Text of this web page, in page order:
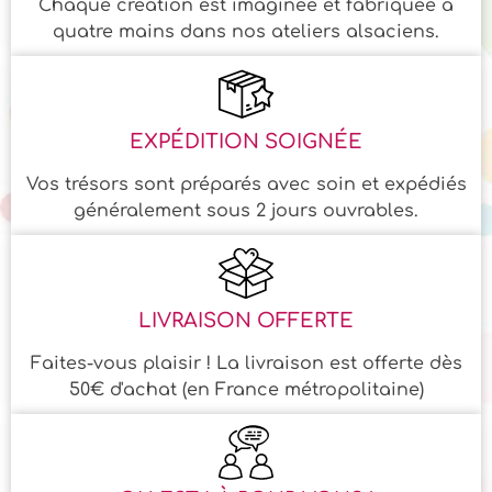
Chaque création est imaginée et fabriquée à
quatre mains dans nos ateliers alsaciens.
EXPÉDITION SOIGNÉE
Vos trésors sont préparés avec soin et expédiés
généralement sous 2 jours ouvrables.
LIVRAISON OFFERTE
Faites-vous plaisir ! La livraison est offerte dès
50€ d'achat (en France métropolitaine)